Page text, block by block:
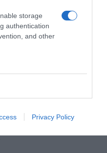
storage
authentication
and other
Privacy Policy
la mangue et